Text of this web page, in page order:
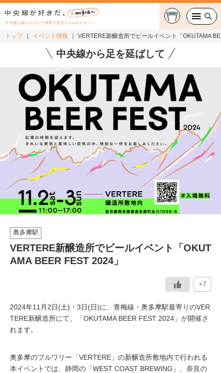
中央線沿線のお出かけ情報を発信するwebマガジン
グルメ・カフェ
スイーツ・テイクアウト
おでかけ
ショッピング
中央線カルチャー
連載
イベント情報
トップ イベント情報 VERTERE新醸造所でビールイベント「OKUTAMA
中央線から足を延ばして
奥多摩駅
VERTERE新醸造所でビールイベント「OKUT
AMA BEER FEST 2024」
+7
2024年11月2日(土)・3日(日)に、青梅線・奥多摩駅最寄りのVER
TERE新醸造所にて、「OKUTAMA BEER FEST 2024」が開催さ
れます。
奥多摩のブルワリー「VERTERE」の新醸造所敷地内で行われる
本イベントでは、静岡の「WEST COAST BREWING」、奈良の